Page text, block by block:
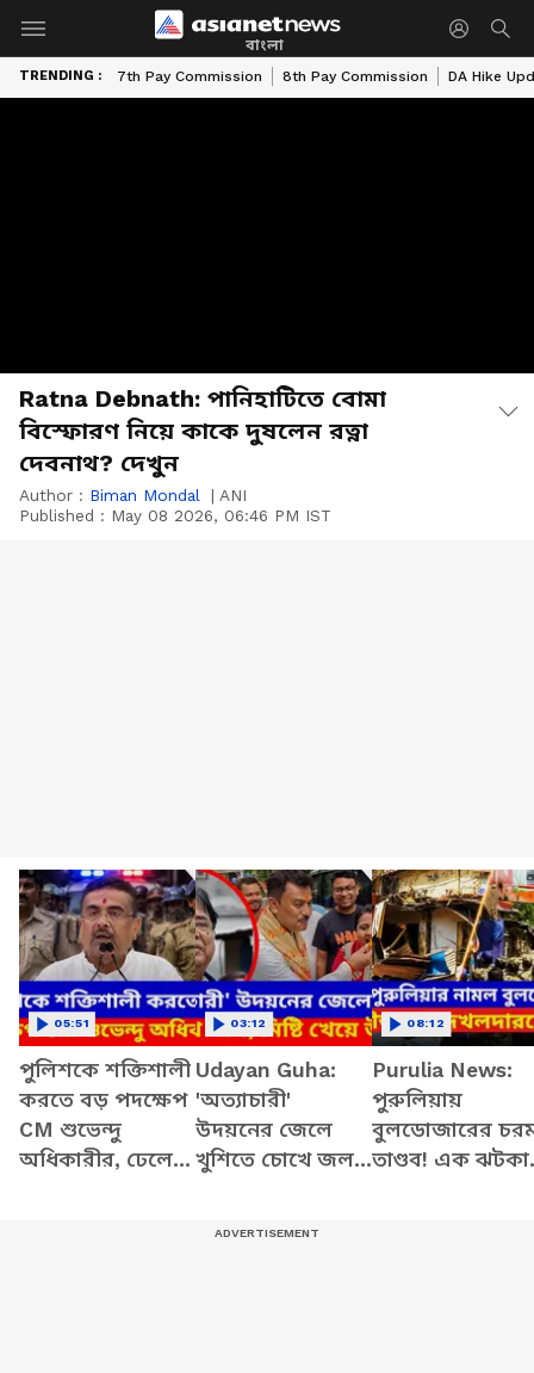
বাংলা
TRENDING : 7th Pay Commission 8th Pay Commission DA Hike
Ratna Debnath: পানিহাটিতে বোমা
বিস্ফোরণ নিয়ে কাকে দুষলেন রত্না
দেবনাথ? দেখুন
Author : Biman Mondal | ANI
Published : May 08 2026, 06:46 PM IST
পুলিশকে শক্তিশালী
করতে বড় পদক্ষেপ
CM শুভেন্দু
অধিকারীর, ঢেলে
05:51
Udayan Guha:
'অত্যাচারী'
উদয়নের জেলে
খুশিতে চোখে জল,
03:12
Purulia News:
পুরুলিয়ায়
বুলডোজারের
তাণ্ডব! এক
08:12